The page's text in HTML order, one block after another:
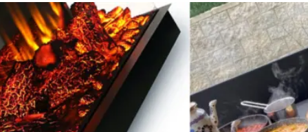
Kiralama Servisleri Alüminyum
Doğal Enerji Kaynakları İşitme
Hediyelik Eşya Veteriner
Pazarlama